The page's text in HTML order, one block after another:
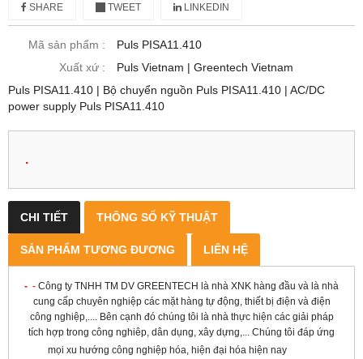
SHARE TWEET LINKEDIN
Mã sản phẩm :
Puls PISA11.410
Xuất xứ :
Puls Vietnam | Greentech Vietnam
Puls PISA11.410 | Bộ chuyển nguồn Puls PISA11.410 | AC/DC
power supply Puls PISA11.410
CHI TIẾT THÔNG SỐ KỸ THUẬT
SẢN PHẨM TƯƠNG ĐƯƠNG LIÊN HỆ
- - Công ty TNHH TM DV GREENTECH là nhà XNK hàng đầu và là nhà
cung cấp chuyên nghiệp các mặt hàng tự động, thiết bị điện và điện
công nghiệp,.... Bên cạnh đó chúng tôi là nhà thực hiện các giải pháp
tích hợp trong công nghiêp, dân dụng, xây dựng,... Chúng tôi đáp ứng
mọi xu hướng công nghiệp hóa, hiện đại hóa hiện nay